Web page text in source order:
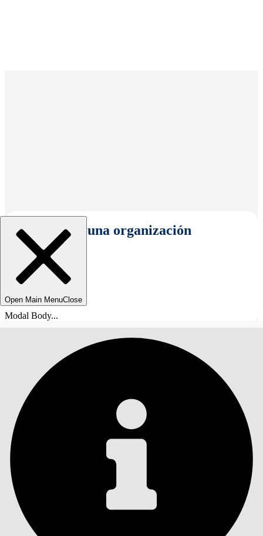
Seleccionar una organización
Open Main MenuClose
Modal Body...
Índice de materias
ÍNDICE DE MATERIAS